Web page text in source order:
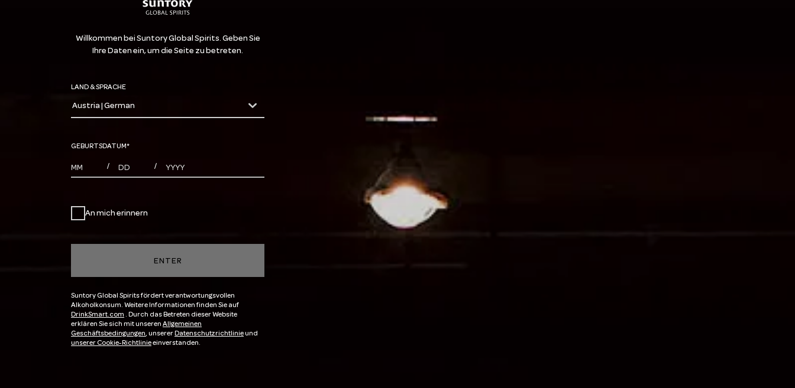
Willkommen bei Suntory Global Spirits. Geben Sie
Ihre Daten ein, um die Seite zu betreten.
LAND & SPRACHE
countryDropdown
Austria | German
GEBURTSDATUM*
MONTHS
/ DAYS / YEAR
An mich erinnern
ENTER
Suntory Global Spirits fördert verantwortungsvollen
Alkoholkonsum. Weitere Informationen finden Sie auf
DrinkSmart.com . Durch das Betreten dieser Website
erklären Sie sich mit unseren Allgemeinen
Geschäftsbedingungen, unsererDatenschutzrichtlinieund
unserer Cookie-Richtlinieeinverstanden.